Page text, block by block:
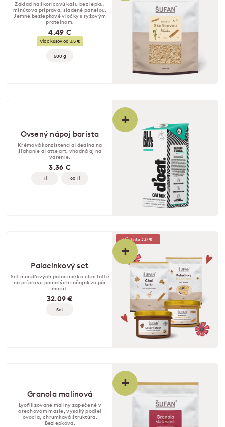
Základ na škoricovú kašu bez lepku,
minútová príprava, sladené panelou.
Jemné bezlepkové vločky s ryžovým
proteínom.
4.49 €
Viac kusov od 3.5 €
500 g
+
Ovsený nápoj barista
Krémová konzistencia ideálna na
šľahanie a latte art, vhodná aj na
varenie.
3.36 €
1 l 6x 1 l
+
Ušetrite 3,17 €
Palacinkový set
Set mandľových palaciniek a chai latté
na prípravu pomalých raňajok za pár
minút.
32.09 €
Set
+
Granola malinová
Lyofilizované maliny zapečené v
orechovom masle, vysoký podiel
ovocia, chrumkavá štruktúra.
Bezlepková.